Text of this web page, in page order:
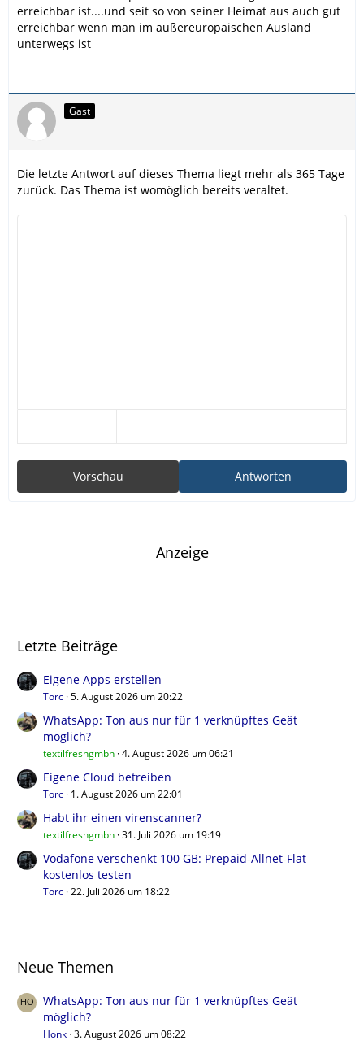
erreichbar ist....und seit so von seiner Heimat aus auch gut
erreichbar wenn man im außereuropäischen Ausland
unterwegs ist
Gast
Die letzte Antwort auf dieses Thema liegt mehr als 365 Tage
zurück. Das Thema ist womöglich bereits veraltet.
Antworten
Vorschau
Anzeige
Letzte Beiträge
Eigene Apps erstellen
Torc 5. August 2026 um 20:22
WhatsApp: Ton aus nur für 1 verknüpftes Geät
möglich?
textilfreshgmbh 4. August 2026 um 06:21
Eigene Cloud betreiben
Torc 1. August 2026 um 22:01
Habt ihr einen virenscanner?
textilfreshgmbh 31. Juli 2026 um 19:19
Vodafone verschenkt 100 GB: Prepaid-Allnet-Flat
kostenlos testen
Torc 22. Juli 2026 um 18:22
Neue Themen
WhatsApp: Ton aus nur für 1 verknüpftes Geät
möglich?
Honk 3. August 2026 um 08:22